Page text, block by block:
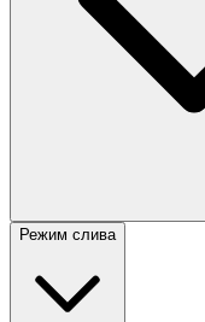
Режим слива